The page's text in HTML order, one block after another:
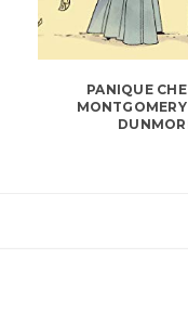
PANIQUE
MONTGOMERY